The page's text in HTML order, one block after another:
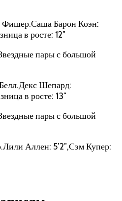
Барон Коэн:
в росте: 12″
Шепард:
в росте: 13″
Аллен: 5’2″,Сэм Купер: